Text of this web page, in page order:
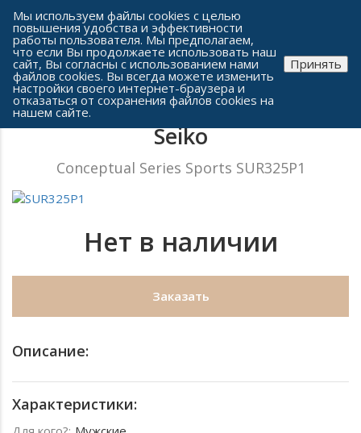
Сеть часовых салонов г. Челябинска
Мужские часы
Seiko
Conceptual Series Sports SUR325P1
Нет в наличии
Заказать
Описание:
Характеристики:
Мы используем файлы cookies с целью
повышения удобства и эффективности
работы пользователя. Мы предполагаем,
что если Вы продолжаете использовать наш
сайт, Вы согласны с использованием нами
файлов cookies. Вы всегда можете изменить
настройки своего интернет-браузера и
отказаться от сохранения файлов cookies на
нашем сайте.
Принять